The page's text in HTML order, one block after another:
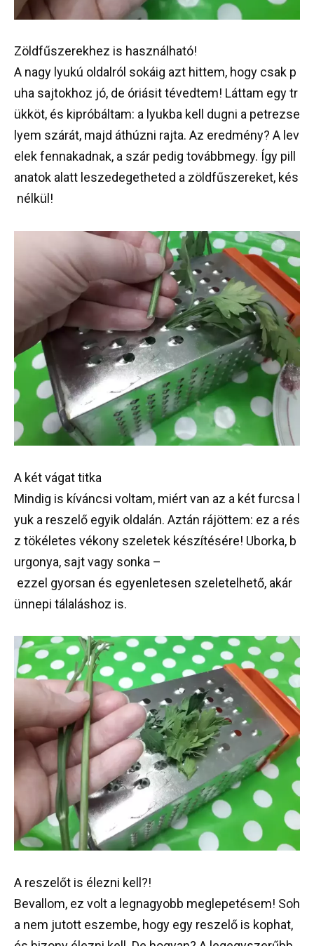
Zöldfűszerekhez is használható!
A nagy lyukú oldalról sokáig azt hittem, hogy csak p
uha sajtokhoz jó, de óriásittévedtem! Láttam egytr
ükköt, és kipróbáltam: a lyukba kell dugni a petrezse
lyem szárát, majd áthúzni rajta. Az eredmény? A lev
elekfennakadnak, a szár pedig továbbmegy. Így pill
anatok alatt leszedegetheted a zöldfűszereket, kés
nélkül !
A kétvágattitka
Mindig is kíváncsi voltam, miértvan az a kétfurcsa l
yuk a reszelő egyik oldalán. Aztán rájöttem: ez a rés
z tökéletes vékony szeletek készítésére! Uborka, b
urgonya, sajtvagy sonka –
ezzel gyorsan és egyenletesen szeletelhető, akár
ünnepi tálaláshoz is.
A reszelőt is élezni kell?!
Bevallom, ez volt a legnagyobb meglepetésem! Soh
a nem jutott eszembe, hogy egy reszelő is kophat,